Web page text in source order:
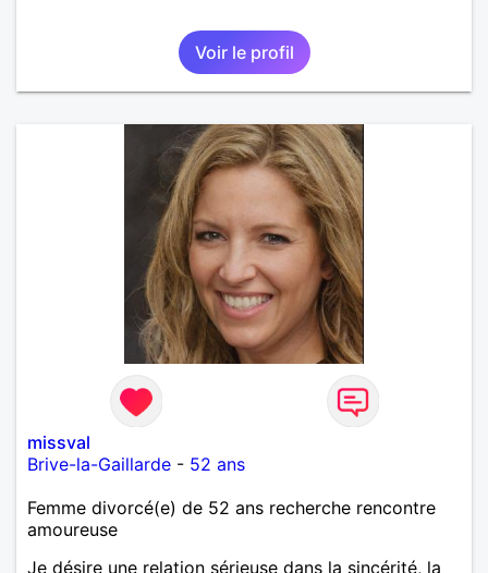
Voir le profil
missval
Brive-la-Gaillarde - 52 ans
Femme divorcé(e) de 52 ans recherche rencontre
amoureuse
Je désire une relation sérieuse dans la sincérité, la